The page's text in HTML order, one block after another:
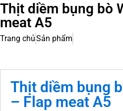
Thịt diềm bụng bò
meat A5
Trang chủSản phẩm
Thịt diềm bụng
– Flap meat A5